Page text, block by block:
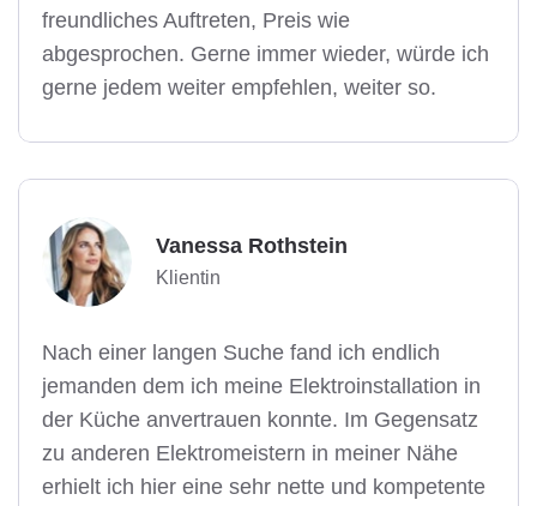
freundliches Auftreten, Preis wie
abgesprochen. Gerne immer wieder, würde ich
gerne jedem weiter empfehlen, weiter so.
Vanessa Rothstein
Klientin
Nach einer langen Suche fand ich endlich
jemanden dem ich meine Elektroinstallation in
der Küche anvertrauen konnte. Im Gegensatz
zu anderen Elektromeistern in meiner Nähe
erhielt ich hier eine sehr nette und kompetente